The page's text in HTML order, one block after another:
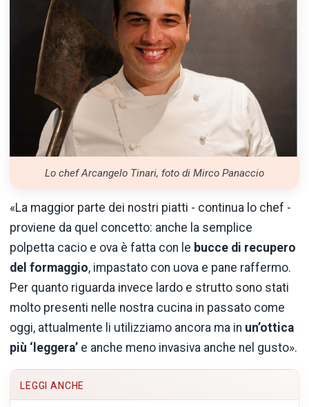
Lo chef Arcangelo Tinari, foto di Mirco Panaccio
«La maggior parte dei nostri piatti - continua lo chef -
proviene da quel concetto: anche la semplice
polpetta cacio e ova è fatta con le bucce di recupero
del formaggio, impastato con uova e pane raffermo.
Per quanto riguarda invece lardo e strutto sono stati
molto presenti nelle nostra cucina in passato come
oggi, attualmente li utilizziamo ancora ma in un’ottica
più ‘leggera’ e anche meno invasiva anche nel gusto».
LEGGI ANCHE